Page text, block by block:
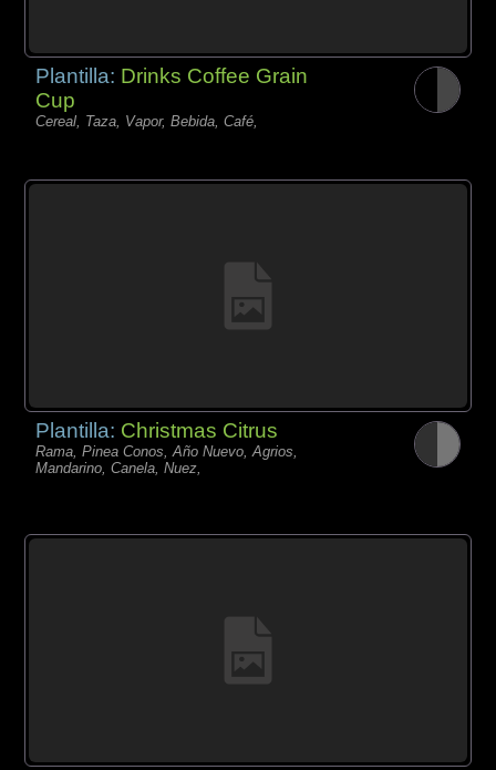
Plantilla: Drinks Coffee Grain
Cup
Cereal, Taza, Vapor, Bebida, Café,
Plantilla: Christmas Citrus
Rama, Pinea Conos, Año Nuevo, Agrios,
Mandarino, Canela, Nuez,